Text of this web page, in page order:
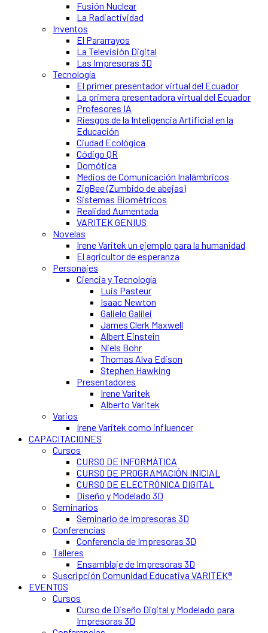
Fusión Nuclear
La Radiactividad
Inventos
El Pararrayos
La Televisión Digital
Las Impresoras 3D
Tecnología
El primer presentador virtual del Ecuador
La primera presentadora virtual del Ecuador
Profesores IA
Riesgos de la Inteligencia Artificial en la
Educación
Ciudad Ecológica
Código QR
Domótica
Medios de Comunicación Inalámbricos
ZigBee (Zumbido de abejas)
Sistemas Biométricos
Realidad Aumentada
VARITEK GENIUS
Novelas
Irene Varitek un ejemplo para la humanidad
El agricultor de esperanza
Personajes
Ciencia y Tecnología
Luis Pasteur
Isaac Newton
Galielo Galilei
James Clerk Maxwell
Albert Einstein
Niels Bohr
Thomas Alva Edison
Stephen Hawking
Presentadores
Irene Varitek
Alberto Varitek
Varios
Irene Varitek como influencer
CAPACITACIONES
Cursos
CURSO DE INFORMÁTICA
CURSO DE PROGRAMACIÓN INICIAL
CURSO DE ELECTRÓNICA DIGITAL
Diseño y Modelado 3D
Seminarios
Seminario de Impresoras 3D
Conferencias
Conferencia de Impresoras 3D
Talleres
Ensamblaje de Impresoras 3D
Suscripción Comunidad Educativa VARITEK®
EVENTOS
Cursos
Curso de Diseño Digital y Modelado para
Impresoras 3D